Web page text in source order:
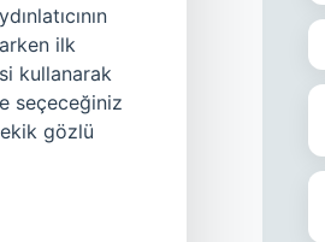
ilk
kullanarak
seçeceğiniz
gözlü